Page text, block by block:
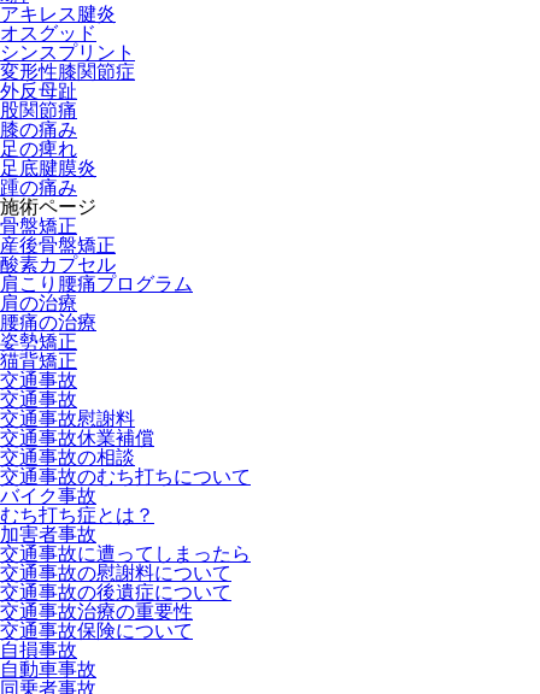
アキレス腱炎
オスグッド
シンスプリント
変形性膝関節症
外反母趾
股関節痛
膝の痛み
足の痺れ
足底腱膜炎
踵の痛み
施術ページ
骨盤矯正
産後骨盤矯正
酸素カプセル
肩こり腰痛プログラム
肩の治療
腰痛の治療
姿勢矯正
猫背矯正
交通事故
交通事故
交通事故慰謝料
交通事故休業補償
交通事故の相談
交通事故のむち打ちについて
バイク事故
むち打ち症とは？
加害者事故
交通事故に遭ってしまったら
交通事故の慰謝料について
交通事故の後遺症について
交通事故治療の重要性
交通事故保険について
自損事故
自動車事故
同乗者事故